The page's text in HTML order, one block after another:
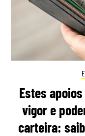
Estes
vigor e
carteira: